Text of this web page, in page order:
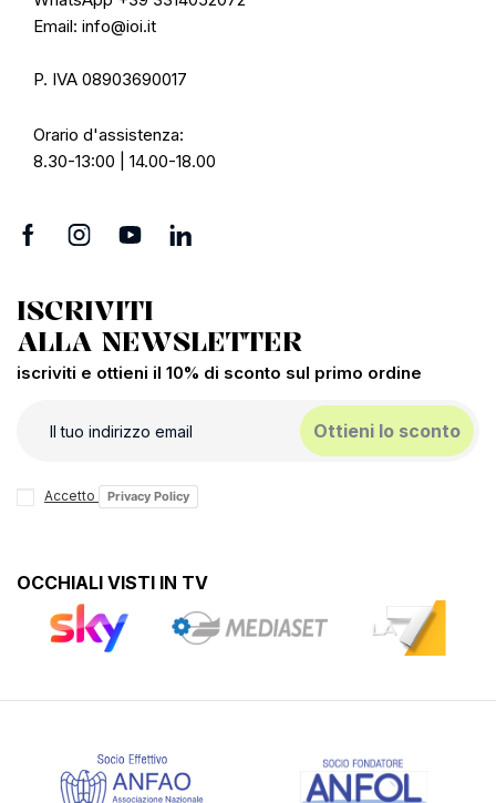
Email: info@ioi.it
P. IVA 08903690017
Orario d'assistenza:
8.30-13:00 | 14.00-18.00
ISCRIVITI
ALLA NEWSLETTER
iscriviti e ottieni il 10% di sconto sul primo ordine
Ottieni lo sconto
Accetto Privacy Policy
OCCHIALI VISTI IN TV